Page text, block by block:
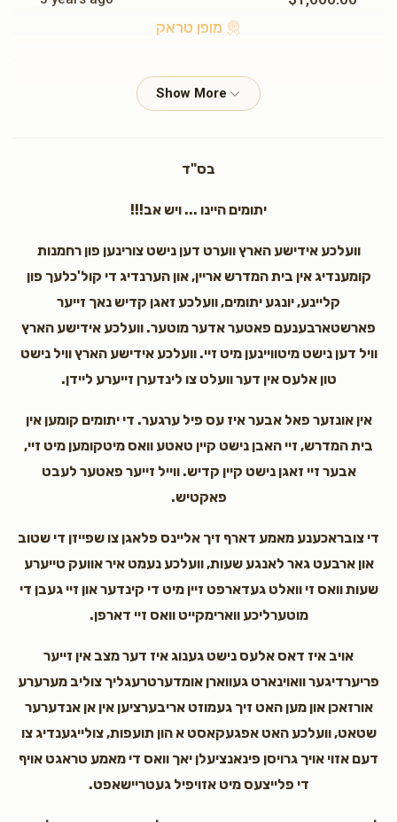
מופן טראק
Moshe and Rivki Dymshitz
Moshe and Rivki Dymshitz
MORDECHAI BECKMoshe and Rivki Dymshitz
3 years ago $72.00
בס"ד
יתומים היינו ... ויש אב!!!
וועלכע אידישע הארץ ווערט דען נישט צורינען פון רחמנות
קומענדיג אין בית המדרש אריין, און הערנדיג די קול'כלעך פון
קליינע, יונגע יתומים, וועלכע זאגן קדיש נאך זייער
פארשטארבענעם פאטער אדער מוטער. וועלכע אידישע הארץ
וויל דען נישט מיטוויינען מיט זיי. וועלכע אידישע הארץ וויל נישט
טון אלעס אין דער וועלט צו לינדערן זייערע ליידן.
אין אונזער פאל אבער איז עס פיל ערגער. די יתומים קומען אין
בית המדרש, זיי האבן נישט קיין טאטע וואס מיטקומען מיט זיי,
אבער זיי זאגן נישט קיין קדיש. ווייל זייער פאטער לעבט
פאקטיש.
די צובראכענע מאמע דארף זיך אליינס פלאגן צו שפייזן די שטוב
און ארבעט גאר לאנגע שעות, וועלכע נעמט איר אוועק טייערע
שעות וואס זי וואלט געדארפט זיין מיט די קינדער און זיי געבן די
מוטערליכע ווארימקייט וואס זיי דארפן.
אויב איז דאס אלעס נישט גענוג איז דער מצב אין זייער
פריערדיגער וואוינארט געווארן אומדערטרעגליך צוליב מערערע
אורזאכן און מען האט זיך געמוזט אריבערציען אין אן אנדערער
שטאט, וועלכע האט אפגעקאסט א הון תועפות, צולייגענדיג צו
דעם אזוי אויך גרויסן פינאנציעלן יאך וואס די מאמע טראגט אויף
די פלייצעס מיט אזויפיל געטריישאפט.